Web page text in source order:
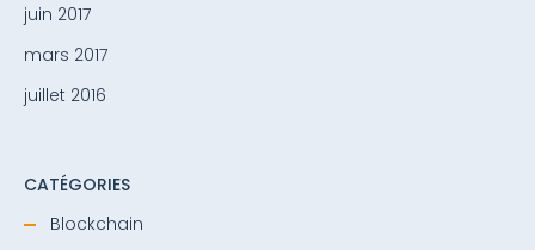
juin 2017
mars 2017
juillet 2016
CATÉGORIES
Blockchain